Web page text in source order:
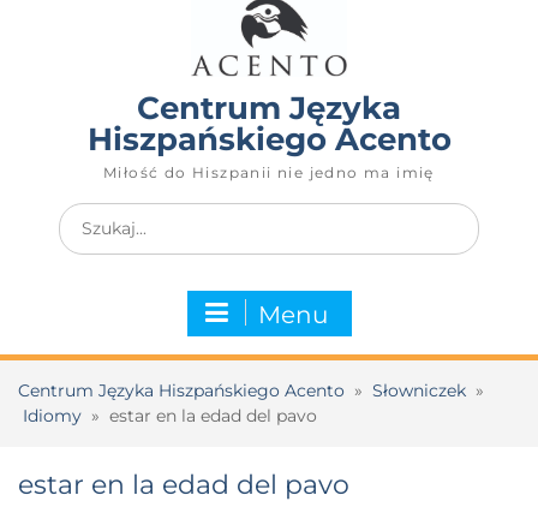
Centrum Języka
Hiszpańskiego Acento
Miłość do Hiszpanii nie jedno ma imię
Menu
Centrum Języka Hiszpańskiego Acento » Słowniczek »
Idiomy » estar en la edad del pavo
estar en la edad del pavo